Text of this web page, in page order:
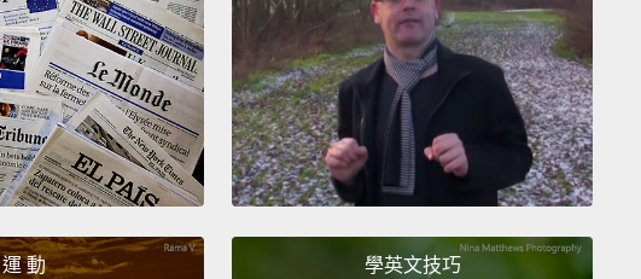
去這杯子的。
運 動 學英文技巧